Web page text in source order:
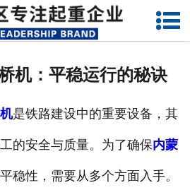
网站首页
机：平稳运行的秘诀
是铁路建设中的重要设备，其
的安全与质量。为了确保内蒙
稳性，需要从多个方面入手。